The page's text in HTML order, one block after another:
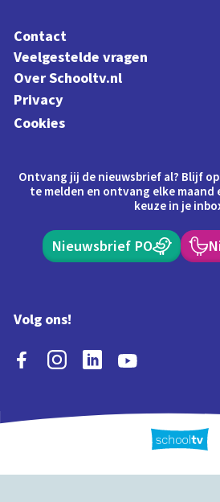
Contact
Veelgestelde vragen
Over Schooltv.nl
Privacy
Cookies
Ontvang jij de nieuwsbrief al? Blijf
te melden en ontvang elke maand
keuze in je
Nieuwsbrief PO
Volg ons!